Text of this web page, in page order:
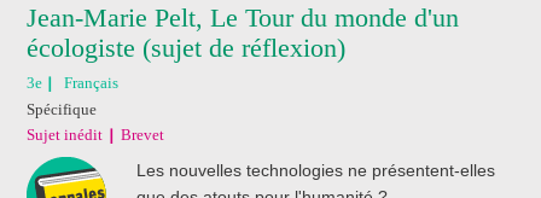
Jean-Marie Pelt, Le Tour du monde d'un
écologiste (sujet de réflexion)
3e
Français
Spécifique
Sujet inédit
Brevet
Les nouvelles technologies ne présentent-elles